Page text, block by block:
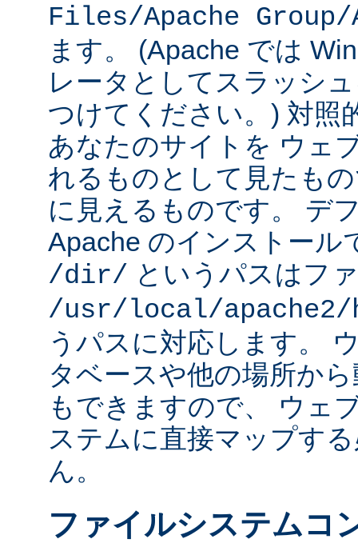
Files/Apache Group/
ます。 (Apache では
レータとしてスラッシ
つけてください。) 対照
あなたのサイトを ウェ
れるものとして見たも
に見えるものです。 デ
Apache のインストール
/dir/ というパスはフ
/usr/local/
うパスに対応します。
タベースや他の場所か
もできますので、 ウェ
ステムに直接マップす
ん。
ファイルシステムコ